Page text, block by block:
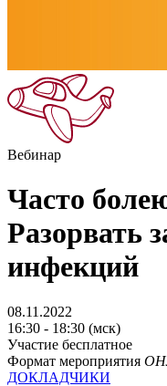
Вебинар
Часто
Разорвать
инфекций
08.11.2022
16:30 - 18:30 (мск)
Участие бесплатное
Формат мероприятия
ДОКЛАДЧИКИ